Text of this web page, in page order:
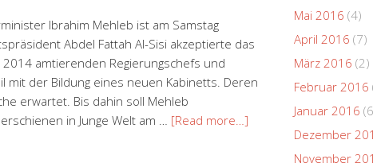
Ibrahim Mehleb ist am Samstag
Abdel Fattah Al-Sisi akzeptierte das
amtierenden Regierungschefs und
mit der Bildung eines neuen Kabinetts. Deren
erwartet. Bis dahin soll Mehleb
in Junge Welt am … [Read more…]
Mai 2016 (4)
April 2016 (7)
März 2016 (2)
Februar 2016
Januar 2016
Dezember
November